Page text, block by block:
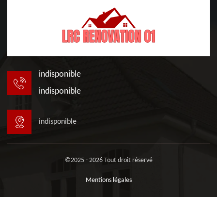
indisponible
indisponible
indisponible
©2025 - 2026 Tout droit réservé
Mentions légales